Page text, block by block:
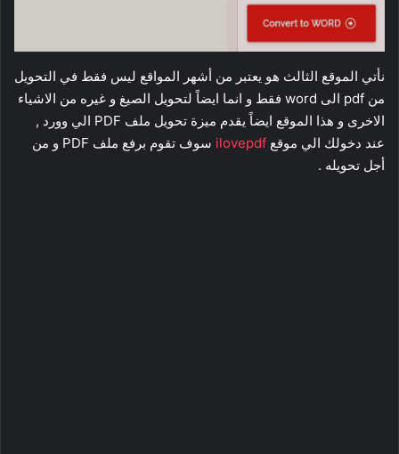
نأتي الموقع الثالث هو يعتبر من أشهر المواقع ليس فقط في التحويل
من pdf الى word فقط و انما ايضاً لتحويل الصيغ و غيره من الاشياء
الاخرى و هذا الموقع ايضاً يقدم ميزة تحويل ملف PDF الي وورد ,
عند دخولك الي موقع ilovepdf
سوف تقوم برفع ملف PDF و من
أجل تحويله .